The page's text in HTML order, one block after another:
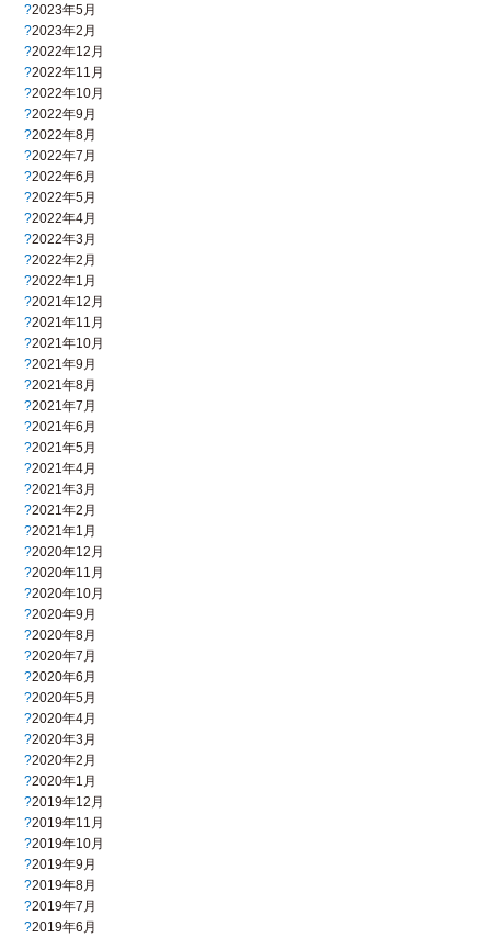
2023年5月
2023年2月
2022年12月
2022年11月
2022年10月
2022年9月
2022年8月
2022年7月
2022年6月
2022年5月
2022年4月
2022年3月
2022年2月
2022年1月
2021年12月
2021年11月
2021年10月
2021年9月
2021年8月
2021年7月
2021年6月
2021年5月
2021年4月
2021年3月
2021年2月
2021年1月
2020年12月
2020年11月
2020年10月
2020年9月
2020年8月
2020年7月
2020年6月
2020年5月
2020年4月
2020年3月
2020年2月
2020年1月
2019年12月
2019年11月
2019年10月
2019年9月
2019年8月
2019年7月
2019年6月